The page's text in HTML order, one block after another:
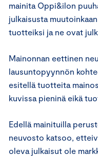
mainita Oppi&ilon
julkaisusta
tuotteiksi ja ne ovat
Mainonnan eettinen
lausuntopyynnön
esitellä tuotteita
kuvissa pieninä eikä
Edellä mainituilla
neuvosto katsoo,
oleva julkaisut ole